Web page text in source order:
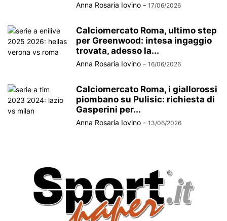
Anna Rosaria Iovino - 17/06/2026
Calciomercato Roma, ultimo step
per Greenwood: intesa ingaggio
trovata, adesso la...
Anna Rosaria Iovino - 16/06/2026
Calciomercato Roma, i giallorossi
piombano su Pulisic: richiesta di
Gasperini per...
Anna Rosaria Iovino - 13/06/2026